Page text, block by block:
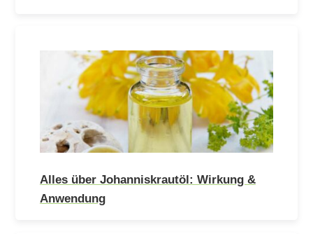
Alles über Johanniskrautöl: Wirkung &
Anwendung